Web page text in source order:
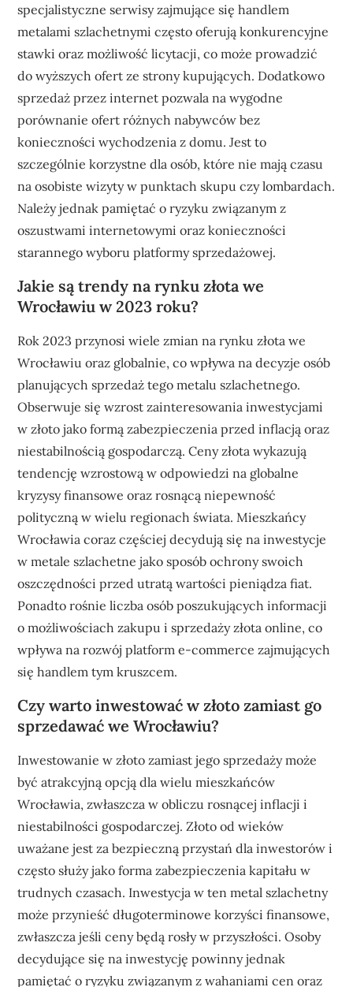
specjalistyczne serwisy zajmujące się handlem
metalami szlachetnymi często oferują konkurencyjne
stawki oraz możliwość licytacji, co może prowadzić
do wyższych ofert ze strony kupujących. Dodatkowo
sprzedaż przez internet pozwala na wygodne
porównanie ofert różnych nabywców bez
konieczności wychodzenia z domu. Jest to
szczególnie korzystne dla osób, które nie mają czasu
na osobiste wizyty w punktach skupu czy lombardach.
Należy jednak pamiętać o ryzyku związanym z
oszustwami internetowymi oraz konieczności
starannego wyboru platformy sprzedażowej.
Jakie są trendy na rynku złota we
Wrocławiu w 2023 roku?
Rok 2023 przynosi wiele zmian na rynku złota we
Wrocławiu oraz globalnie, co wpływa na decyzje osób
planujących sprzedaż tego metalu szlachetnego.
Obserwuje się wzrost zainteresowania inwestycjami
w złoto jako formą zabezpieczenia przed inflacją oraz
niestabilnością gospodarczą. Ceny złota wykazują
tendencję wzrostową w odpowiedzi na globalne
kryzysy finansowe oraz rosnącą niepewność
polityczną w wielu regionach świata. Mieszkańcy
Wrocławia coraz częściej decydują się na inwestycje
w metale szlachetne jako sposób ochrony swoich
oszczędności przed utratą wartości pieniądza fiat.
Ponadto rośnie liczba osób poszukujących informacji
o możliwościach zakupu i sprzedaży złota online, co
wpływa na rozwój platform e-commerce zajmujących
się handlem tym kruszcem.
Czy warto inwestować w złoto zamiast go
sprzedawać we Wrocławiu?
Inwestowanie w złoto zamiast jego sprzedaży może
być atrakcyjną opcją dla wielu mieszkańców
Wrocławia, zwłaszcza w obliczu rosnącej inflacji i
niestabilności gospodarczej. Złoto od wieków
uważane jest za bezpieczną przystań dla inwestorów i
często służy jako forma zabezpieczenia kapitału w
trudnych czasach. Inwestycja w ten metal szlachetny
może przynieść długoterminowe korzyści finansowe,
zwłaszcza jeśli ceny będą rosły w przyszłości. Osoby
decydujące się na inwestycję powinny jednak
pamiętać o ryzyku związanym z wahaniami cen oraz